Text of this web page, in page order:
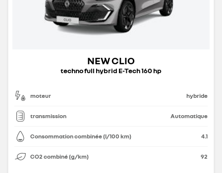
NEW CLIO
techno full hybrid E-Tech 160 hp
moteur hybride
transmission Automatique
Consommation combinée (l/100 km) 4.1
CO2 combiné (g/km) 92